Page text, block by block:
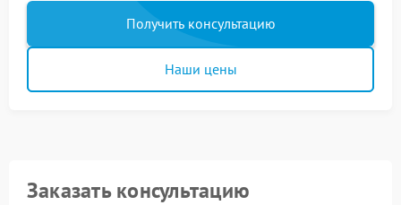
Получить консультацию
Наши цены
Заказать консультацию